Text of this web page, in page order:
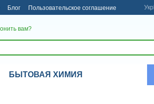
Блог Пользовательское соглашение Укр
вам?
БЫТОВАЯ ХИМИЯ